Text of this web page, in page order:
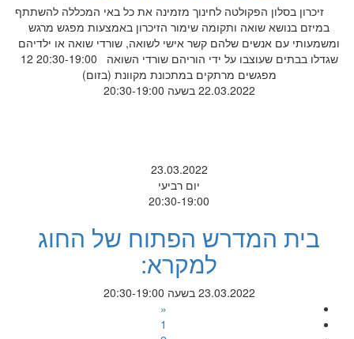
זיכרון בסלון הפקולטה לחינוך מזמינה את כל באי המכללה להשתתף
במיזם בנושא שואה ותקומה שימור הזיכרון באמצעות מפגש מרגש
ומשמעותי עם אנשים שלהם קשר אישי לשואה, שורדי שואה או ילדיהם
שגדלו בבתים שעוצבו על ידי הוריהם שורדי השואה 20:30-19:00 12
מפגשים מרתקים במתכונת מקוונת (בזום)
22.03.2022 בשעה 20:30-19:00
23.03.2022
יום רביעי
20:30-19:00
בית המדרש הפתוח של החוג
למקרא:
23.03.2022 בשעה 20:30-19:00
«
1